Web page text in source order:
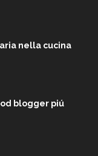
nella cucina
blogger piú